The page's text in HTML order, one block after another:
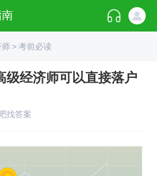
师>考前必读
级经济师可以直接落户
找答案